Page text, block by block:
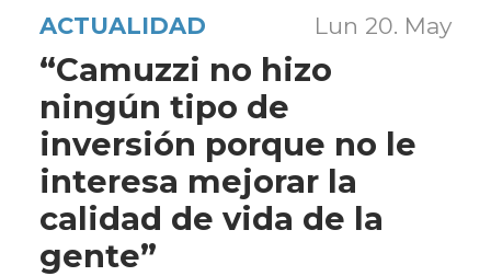
ACTUALIDAD Lun 20. May
“Camuzzi no hizo
ningún tipo de
inversión porque no le
interesa mejorar la
calidad de vida de la
gente”